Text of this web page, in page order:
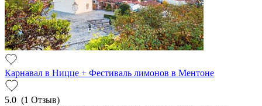
Карнавал в Ницце + Фестиваль лимонов в Ментоне
5.0 (1 Отзыв)